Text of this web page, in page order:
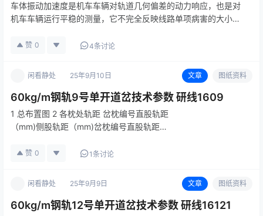
车体振动加速度是机车车辆对轨道几何偏差的动力响应，也是对
机车车辆运行平稳的测量，它不完全反映线路单项病害的大小，
和车辆运行平稳性的一个重要指标。车体振动加速度有两个方
赞 0 4条讨论
闲看静处 25年9月10日 文章 图纸资料
60kg/m钢轨9号单开道岔技术参数 研线1609
1 总布置图 2 各枕处轨距 岔枕编号直股轨距
（mm)侧股轨距（mm)岔枕编号直股轨距
-161439.8144511435-
赞 0 1条讨论
闲看静处 25年9月9日 文章 图纸资料
60kg/m钢轨12号单开道岔技术参数 研线16121